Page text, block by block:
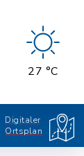
27 °C
Digitaler
Ortsplan